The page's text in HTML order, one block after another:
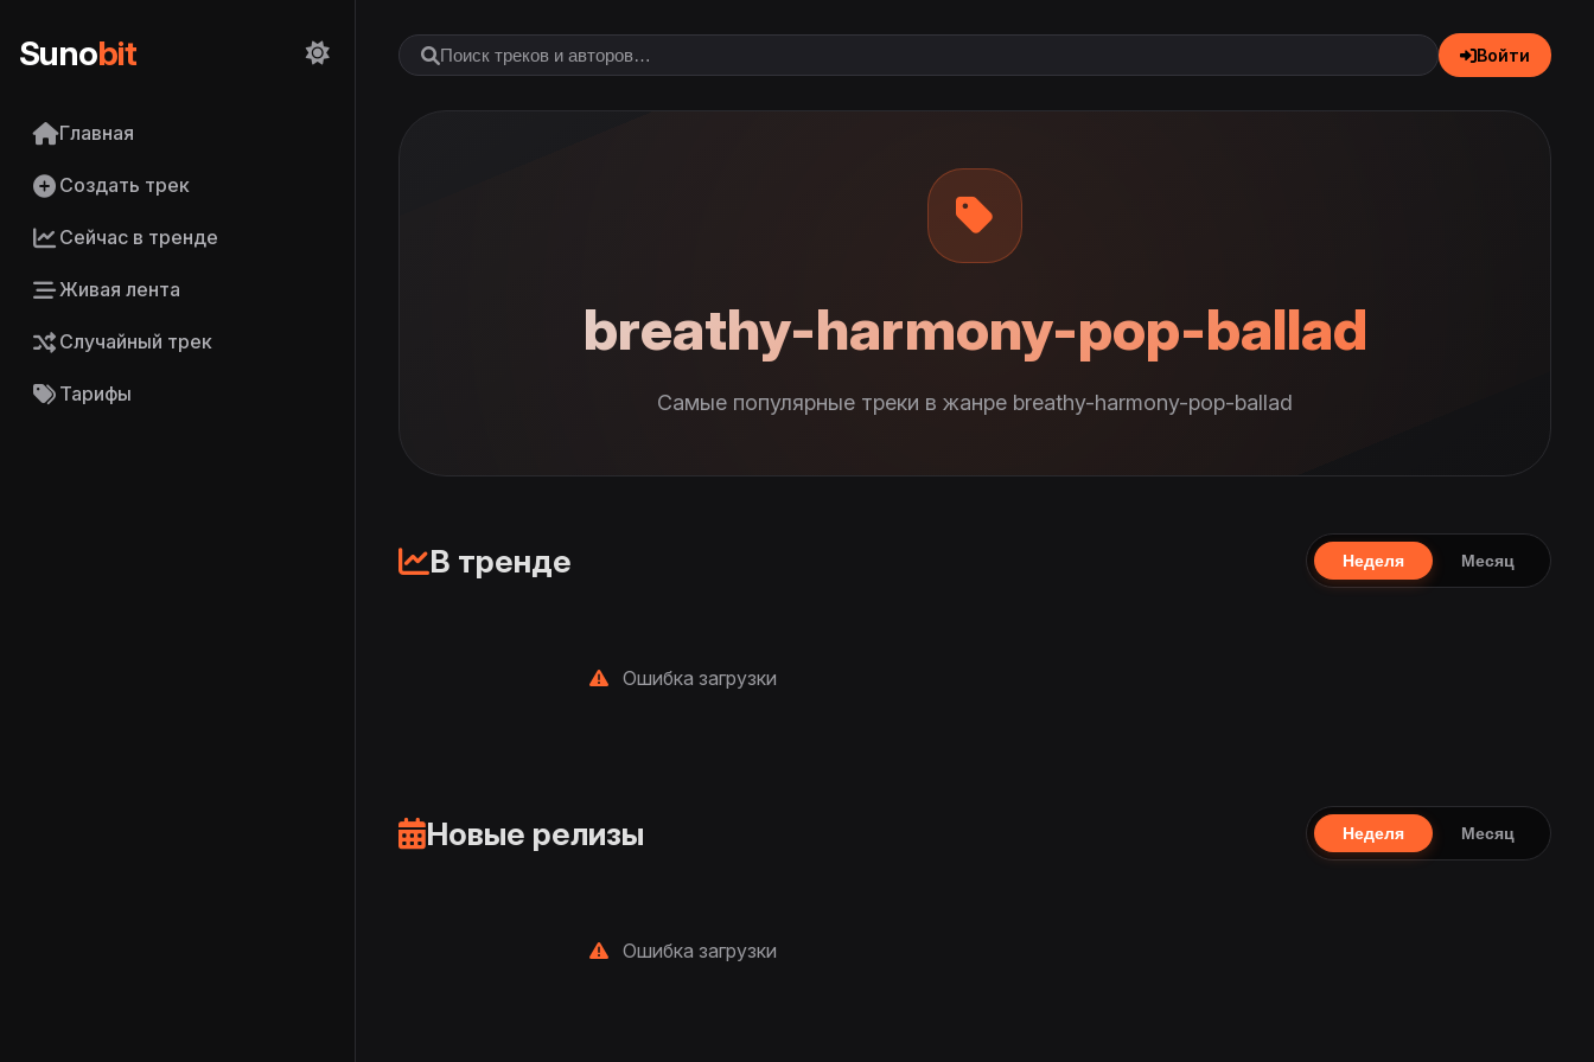
Sunobit
Главная
Создать трек
Сейчас в тренде
Живая лента
Случайный трек
Тарифы
Войти
breathy-harmony-pop-ballad
Самые популярные треки в жанре breathy-harmony-pop-ballad
В тренде Неделя Месяц
Ошибка загрузки
Новые релизы Неделя Месяц
Ошибка загрузки